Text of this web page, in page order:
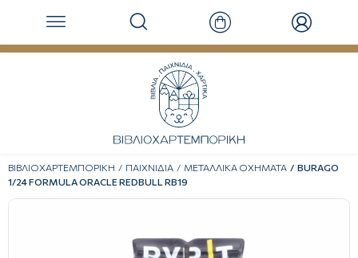
ΒΙΒΛΙΟΧΑΡΤΕΜΠΟΡΙΚΗ ΠΑΙΧΝΙΔΙΑ ΜΕΤΑΛΛΙΚΑ ΟΧΗΜΑΤΑ
BURAGO
1/24 FORMULA ORACLE REDBULL RB19